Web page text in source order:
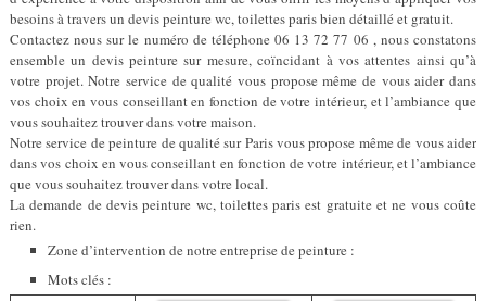
besoins à travers un devis peinture wc, toilettes paris bien détaillé et gratuit.
Contactez nous sur le numéro de téléphone 06 13 72 77 06 , nous constatons
ensemble un devis peinture sur mesure, coïncidant à vos attentes ainsi qu’à
votre projet. Notre service de qualité vous propose même de vous aider dans
vos choix en vous conseillant en fonction de votre intérieur, et l’ambiance que
vous souhaitez trouver dans votre maison.
Notre service de peinture de qualité sur Paris vous propose même de vous aider
dans vos choix en vous conseillant en fonction de votre intérieur, et l’ambiance
que vous souhaitez trouver dans votre local.
La demande de devis peinture wc, toilettes paris est gratuite et ne vous coûte
rien.
Zone d’intervention de notre entreprise de peinture :
Mots clés :